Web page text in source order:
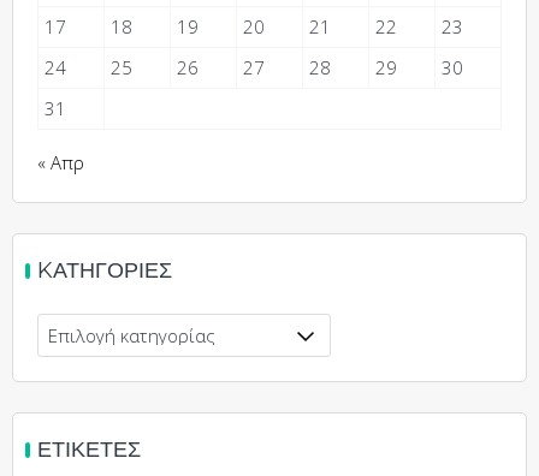
17
18 19 20 21 22
23
24
25 26 27 28 29
30
31
« Απρ
KΑΤΗΓΟΡΊΕΣ
Kατηγορίες
ΕΤΙΚΈΤΕΣ